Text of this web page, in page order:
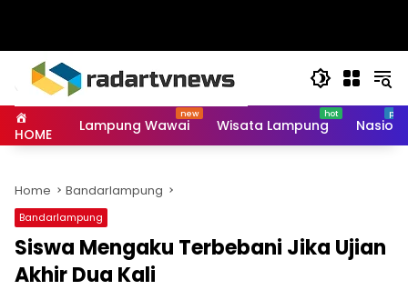
HOME Lampung Wawai Wisata Lampung
Home Bandarlampung
Bandarlampung
Siswa Mengaku Terbebani Jika Ujian
Akhir Dua Kali